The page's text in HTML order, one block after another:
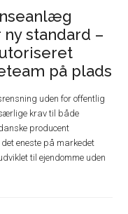
standard –
på plads
uden for offentlig
krav til både
producent
eneste på markedet
til ejendomme uden